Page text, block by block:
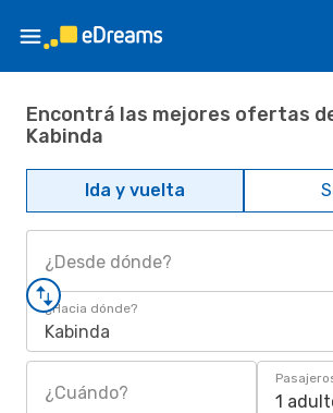
Encontrá las mejores ofertas
Kabinda
Ida y vuelta
¿Desde dónde?
¿Hacia dónde?
Kabinda
¿Cuándo? 1